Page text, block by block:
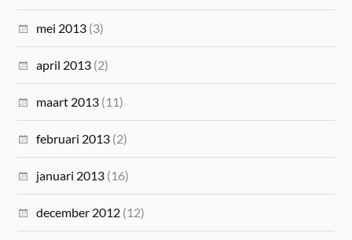
mei 2013 (3)
april 2013 (2)
maart 2013 (11)
februari 2013 (2)
januari 2013 (16)
december 2012 (12)